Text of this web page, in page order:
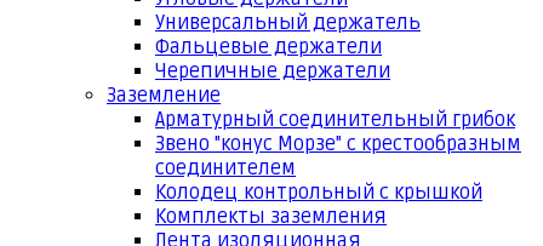
Универсальный держатель
Фальцевые держатели
Черепичные держатели
Заземление
Арматурный соединительный грибок
Звено "конус Морзе" с крестообразным
соединителем
Колодец контрольный с крышкой
Комплекты заземления
Лента изоляционная